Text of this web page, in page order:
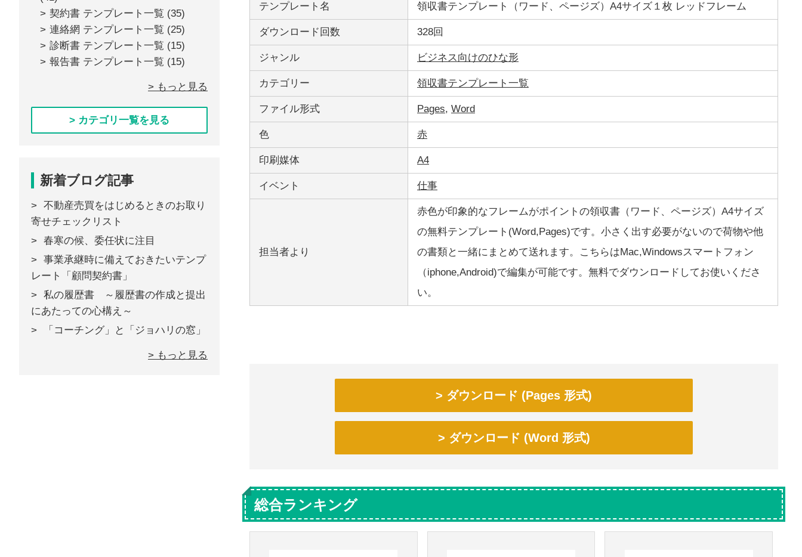
テンプレート名 領収書テンプレート（ワード、ページズ）A4サイズ１枚 レッドフレーム
ダウンロード回数 328回
ジャンル ビジネス向けのひな形
カテゴリー 領収書テンプレート一覧
ファイル形式 Pages, Word
色 赤
印刷媒体 A4
イベント 仕事
担当者より
赤色が印象的なフレームがポイントの領収書（ワード、ページズ）A4サイズ
の無料テンプレート(Word,Pages)です。小さく出す必要がないので荷物や他
の書類と一緒にまとめて送れます。こちらはMac,Windowsスマートフォン
（iphone,Android)で編集が可能です。無料でダウンロードしてお使いくださ
い。
ダウンロード (Pages 形式)
ダウンロード (Word 形式)
総合ランキング
契約書 テンプレート一覧 (35)
連絡網 テンプレート一覧 (25)
診断書 テンプレート一覧 (15)
報告書 テンプレート一覧 (15)
> もっと見る
> カテゴリ一覧を見る
新着ブログ記事
不動産売買をはじめるときのお取り
寄せチェックリスト
春寒の候、委任状に注目
事業承継時に備えておきたいテンプ
レート「顧問契約書」
私の履歴書 ～履歴書の作成と提出
にあたっての心構え～
「コーチング」と「ジョハリの窓」
> もっと見る